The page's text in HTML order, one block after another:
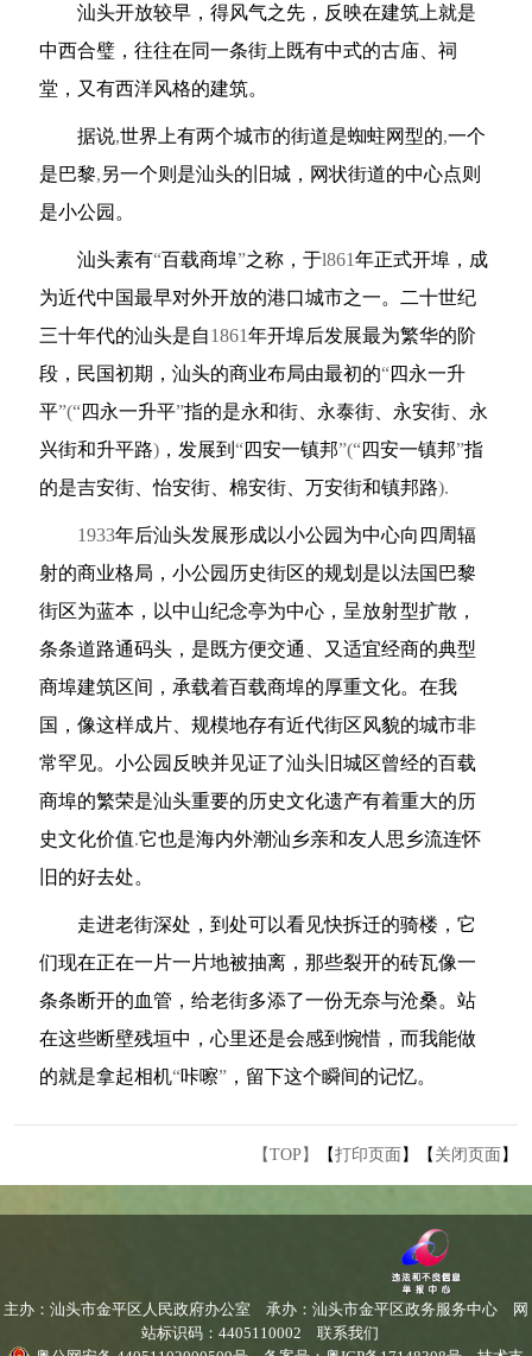
汕头开放较早，得风气之先，反映在建筑上就是
中西合璧，往往在同一条街上既有中式的古庙、祠
堂，又有西洋风格的建筑。
据说,世界上有两个城市的街道是蜘蛀网型的,一个
是巴黎,另一个则是汕头的旧城，网状街道的中心点则
是小公园。
汕头素有“百载商埠”之称，于l861年正式开埠，成
为近代中国最早对外开放的港口城市之一。二十世纪
三十年代的汕头是自1861年开埠后发展最为繁华的阶
段，民国初期，汕头的商业布局由最初的“四永一升
平”(“四永一升平”指的是永和街、永泰街、永安街、永
兴街和升平路) ，发展到“四安一镇邦”(“四安一镇邦”指
的是吉安街、怡安街、棉安街、万安街和镇邦路).
1933年后汕头发展形成以小公园为中心向四周辐
射的商业格局，小公园历史街区的规划是以法国巴黎
街区为蓝本，以中山纪念亭为中心，呈放射型扩散，
条条道路通码头，是既方便交通、又适宜经商的典型
商埠建筑区间，承载着百载商埠的厚重文化。在我
国，像这样成片、规模地存有近代街区风貌的城市非
常罕见。小公园反映并见证了汕头旧城区曾经的百载
商埠的繁荣是汕头重要的历史文化遗产有着重大的历
史文化价值.它也是海内外潮汕乡亲和友人思乡流连怀
旧的好去处。
走进老街深处，到处可以看见快拆迁的骑楼，它
们现在正在一片一片地被抽离，那些裂开的砖瓦像一
条条断开的血管，给老街多添了一份无奈与沧桑。站
在这些断壁残垣中，心里还是会感到惋惜，而我能做
的就是拿起相机“咔嚓” ，留下这个瞬间的记忆。
【TOP】 【打印页面】【 关闭页面】
主办：汕头市金平区人民政府办公室 承办：汕头市金平区政务服务中心
网
站标识码：4405110002
联系我们